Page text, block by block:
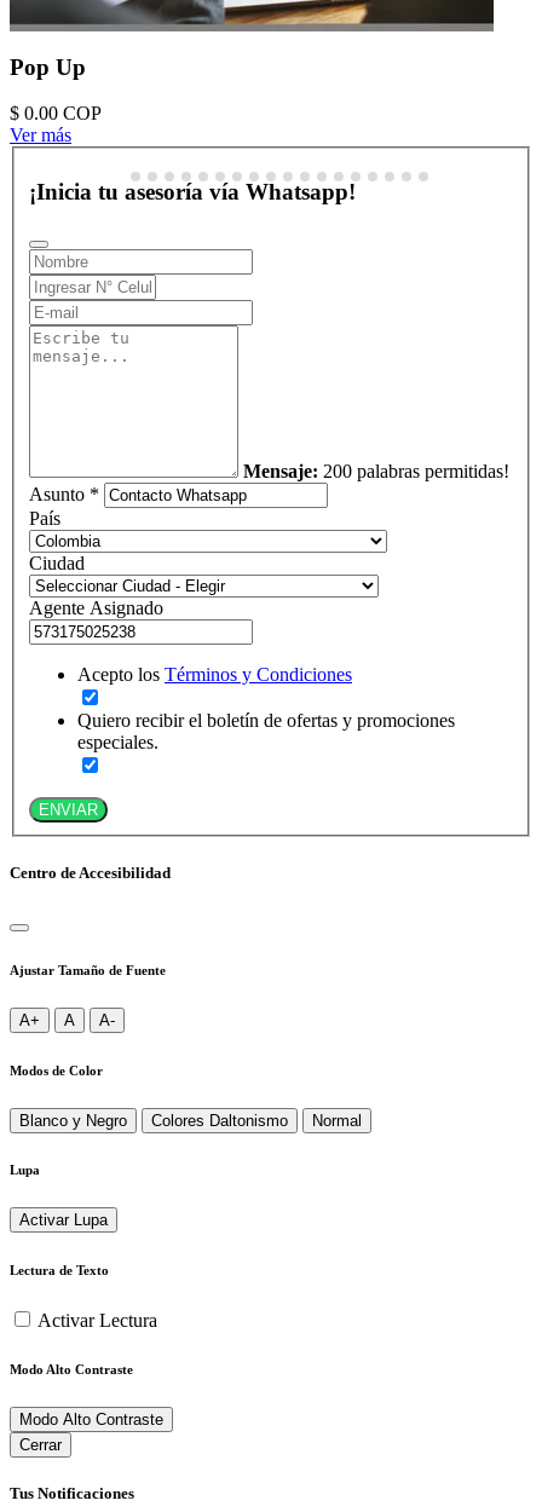
Pop Up
$ 0.00 COP
Ver más
¡Inicia tu asesoría vía Whatsapp!
Mensaje: 200 palabras permitidas!
Asunto *
País
Ciudad
Agente Asignado
Acepto los Términos y Condiciones
Quiero recibir el boletín de ofertas y promociones
especiales.
ENVIAR
Centro de Accesibilidad
Ajustar Tamaño de Fuente
A+ A A-
Modos de Color
Blanco y Negro Colores Daltonismo Normal
Lupa
Activar Lupa
Lectura de Texto
Activar Lectura
Modo Alto Contraste
Modo Alto Contraste
Cerrar
Tus Notificaciones